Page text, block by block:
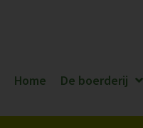
Home De boerderij